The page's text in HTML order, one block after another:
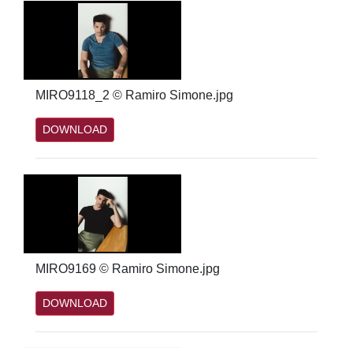
MIRO9118_2 © Ramiro Simone.jpg
DOWNLOAD
MIRO9169 © Ramiro Simone.jpg
DOWNLOAD